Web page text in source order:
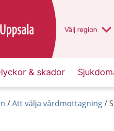
Du har valt
Välj en annan
region
& skador
Att välja vårdmottagning